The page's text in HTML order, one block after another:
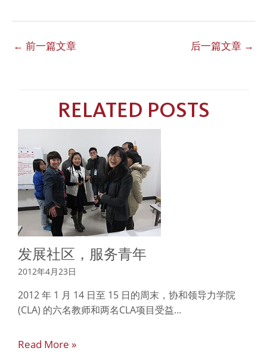
← 前一篇文章 后一篇文章 →
RELATED POSTS
发展社区，服务青年
2012年4月23日
2012 年 1 月 14 日至 15 日的周末，协和领导力学院
(CLA) 的六名教师和两名CLA项目受益…
Read More »